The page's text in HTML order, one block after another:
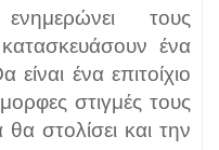
τους
ένα
είναι ένα επιτοίχιο
στιγμές τους
θα στολίσει και την